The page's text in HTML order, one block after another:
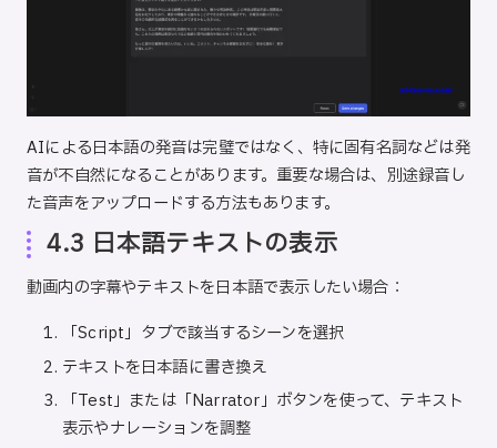
AIによる日本語の発音は完璧ではなく、特に固有名詞などは発
音が不自然になることがあります。重要な場合は、別途録音し
た音声をアップロードする方法もあります。
4.3 日本語テキストの表示
動画内の字幕やテキストを日本語で表示したい場合：
「Script」タブで該当するシーンを選択
テキストを日本語に書き換え
「Test」または「Narrator」ボタンを使って、テキスト
表示やナレーションを調整